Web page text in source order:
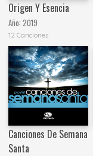
Origen Y Esencia
Año:2019
12 Canciones
Canciones De Semana
Santa